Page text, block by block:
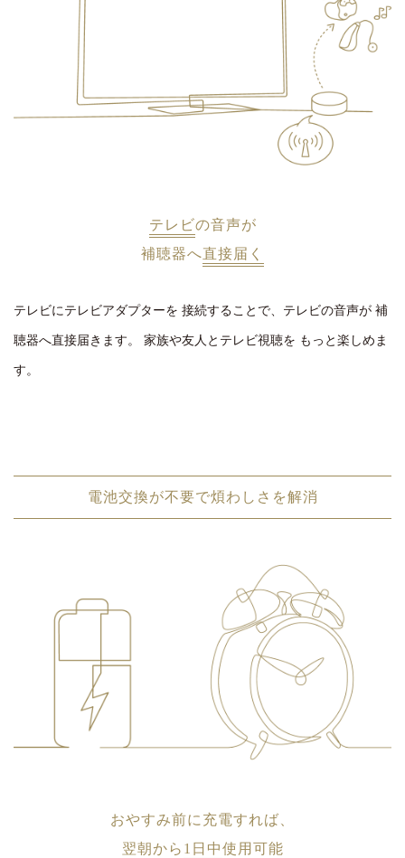
テレビの音声が
補聴器へ直接届く
テレビにテレビアダプターを 接続することで、テレビの音声が 補
聴器へ直接届きます。 家族や友人とテレビ視聴を もっと楽しめま
す。
電池交換が不要で煩わしさを解消
おやすみ前に充電すれば、
翌朝から 1日中使用可能